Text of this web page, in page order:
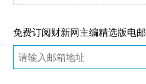
免费订阅财新网主编精选版电邮